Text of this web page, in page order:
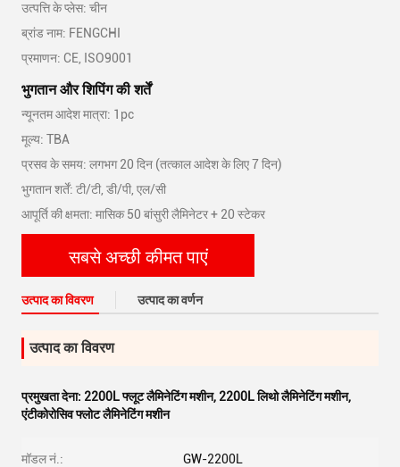
उत्पत्ति के प्लेस: चीन
ब्रांड नाम: FENGCHI
प्रमाणन: CE, ISO9001
भुगतान और शिपिंग की शर्तें
न्यूनतम आदेश मात्रा: 1pc
मूल्य: TBA
प्रसव के समय: लगभग 20 दिन (तत्काल आदेश के लिए 7 दिन)
भुगतान शर्तें: टी/टी, डी/पी, एल/सी
आपूर्ति की क्षमता: मासिक 50 बांसुरी लैमिनेटर + 20 स्टेकर
सबसे अच्छी कीमत पाएं
उत्पाद का विवरण उत्पाद का वर्णन
उत्पाद का विवरण
प्रमुखता देना: 2200L फ्लूट लैमिनेटिंग मशीन, 2200L लिथो लैमिनेटिंग मशीन,
एंटीकोरोसिव फ्लोट लैमिनेटिंग मशीन
मॉडल नं.: GW-2200L